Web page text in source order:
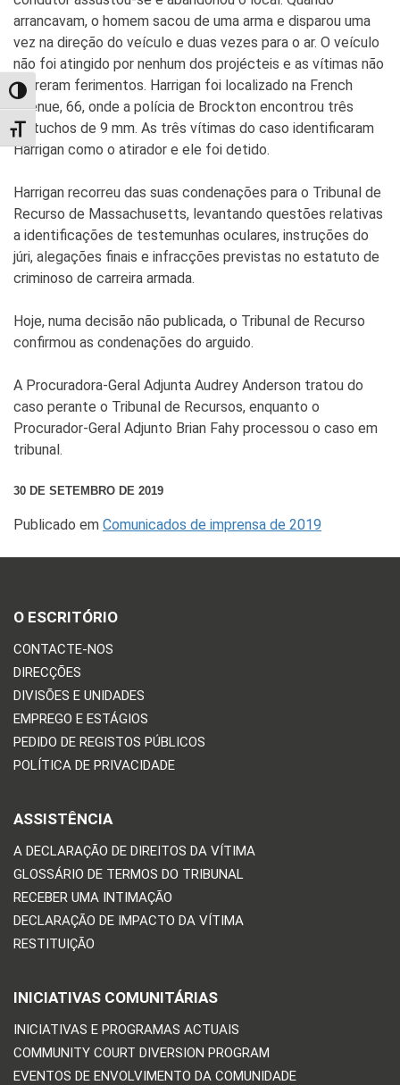
TOGGLE HIGH CONTRAST
TOGGLE FONT SIZE
arrancavam, o homem sacou de uma arma e disparou uma
vez na direção do veículo e duas vezes para o ar. O veículo
não foi atingido por nenhum dos projécteis e as vítimas não
sofreram ferimentos. Harrigan foi localizado na French
Avenue, 66, onde a polícia de Brockton encontrou três
cartuchos de 9 mm. As três vítimas do caso identificaram
Harrigan como o atirador e ele foi detido.
Harrigan recorreu das suas condenações para o Tribunal de
Recurso de Massachusetts, levantando questões relativas
a identificações de testemunhas oculares, instruções do
júri, alegações finais e infracções previstas no estatuto de
criminoso de carreira armada.
Hoje, numa decisão não publicada, o Tribunal de Recurso
confirmou as condenações do arguido.
A Procuradora-Geral Adjunta Audrey Anderson tratou do
caso perante o Tribunal de Recursos, enquanto o
Procurador-Geral Adjunto Brian Fahy processou o caso em
tribunal.
30 DE SETEMBRO DE 2019
Publicado em Comunicados de imprensa de 2019
O ESCRITÓRIO
CONTACTE-NOS
DIRECÇÕES
DIVISÕES E UNIDADES
EMPREGO E ESTÁGIOS
PEDIDO DE REGISTOS PÚBLICOS
POLÍTICA DE PRIVACIDADE
ASSISTÊNCIA
A DECLARAÇÃO DE DIREITOS DA VÍTIMA
GLOSSÁRIO DE TERMOS DO TRIBUNAL
RECEBER UMA INTIMAÇÃO
DECLARAÇÃO DE IMPACTO DA VÍTIMA
RESTITUIÇÃO
INICIATIVAS COMUNITÁRIAS
INICIATIVAS E PROGRAMAS ACTUAIS
COMMUNITY COURT DIVERSION PROGRAM
EVENTOS DE ENVOLVIMENTO DA COMUNIDADE